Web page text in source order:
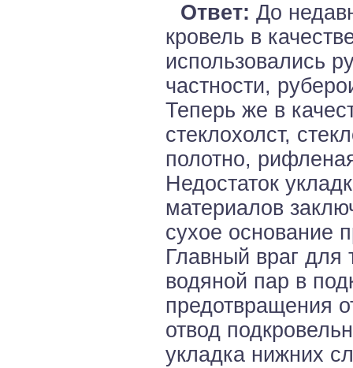
Ответ: До
кровель в
использовались
частности,
Теперь же в
стеклохолст,
полотно,
Недостаток
материалов
сухое основание
Главный враг для
водяной пар в
предотвращения
отвод
укладка нижних